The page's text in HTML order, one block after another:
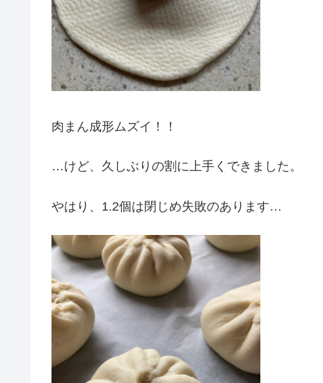
肉まん成形ムズイ！！
…けど、久しぶりの割に上手くできました。
やはり、1.2個は閉じめ失敗のあります…